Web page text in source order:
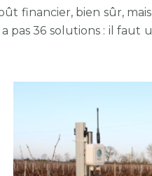
financier, bien sûr,
pas 36 solutions : il faut